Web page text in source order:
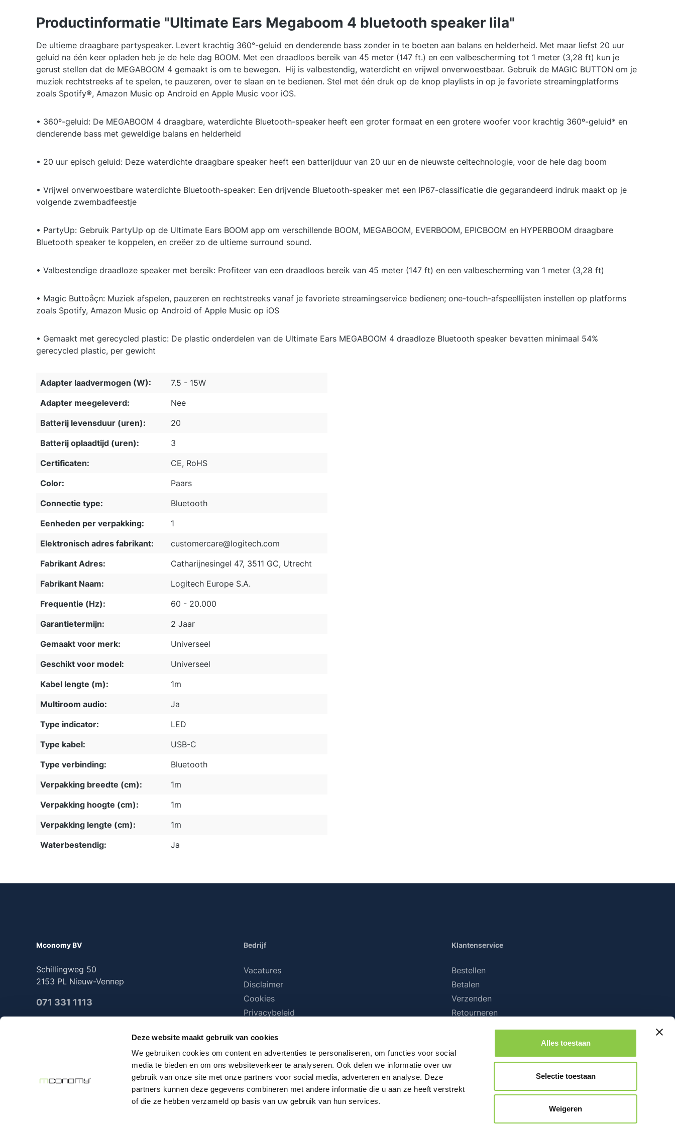
Deze website maakt gebruik van cookies
We gebruiken cookies om content en advertenties te personaliseren, om functies voor social
media te bieden en om ons websiteverkeer te analyseren. Ook delen we informatie over uw
gebruik van onze site met onze partners voor social media, adverteren en analyse. Deze
partners kunnen deze gegevens combineren met andere informatie die u aan ze heeft verstrekt
of die ze hebben verzameld op basis van uw gebruik van hun services.
Alles toestaan
Selectie toestaan
Weigeren
Productinformatie "Ultimate Ears Megaboom 4 bluetooth speaker lila"
De ultieme draagbare partyspeaker. Levert krachtig 360°-geluid en denderende bass zonder in te boeten aan balans en helderheid. Met maar liefst 20 uur
geluid na één keer opladen heb je de hele dag BOOM. Met een draadloos bereik van 45 meter (147 ft.) en een valbescherming tot 1 meter (3,28 ft) kun je
gerust stellen dat de MEGABOOM 4 gemaakt is om te bewegen. Hij is valbestendig, waterdicht en vrijwel onverwoestbaar. Gebruik de MAGIC BUTTON om je
muziek rechtstreeks af te spelen, te pauzeren, over te slaan en te bedienen. Stel met één druk op de knop playlists in op je favoriete streamingplatforms
zoals Spotify®, Amazon Music op Android en Apple Music voor iOS.
• 360º-geluid: De MEGABOOM 4 draagbare, waterdichte Bluetooth-speaker heeft een groter formaat en een grotere woofer voor krachtig 360º-geluid* en
denderende bass met geweldige balans en helderheid
• 20 uur episch geluid: Deze waterdichte draagbare speaker heeft een batterijduur van 20 uur en de nieuwste celtechnologie, voor de hele dag boom
• Vrijwel onverwoestbare waterdichte Bluetooth-speaker: Een drijvende Bluetooth-speaker met een IP67-classificatie die gegarandeerd indruk maakt op je
volgende zwembadfeestje
• PartyUp: Gebruik PartyUp op de Ultimate Ears BOOM app om verschillende BOOM, MEGABOOM, EVERBOOM, EPICBOOM en HYPERBOOM draagbare
Bluetooth speaker te koppelen, en creëer zo de ultieme surround sound.
• Valbestendige draadloze speaker met bereik: Profiteer van een draadloos bereik van 45 meter (147 ft) en een valbescherming van 1 meter (3,28 ft)
• Magic Buttoåçn: Muziek afspelen, pauzeren en rechtstreeks vanaf je favoriete streamingservice bedienen; one-touch-afspeellijsten instellen op platforms
zoals Spotify, Amazon Music op Android of Apple Music op iOS
• Gemaakt met gerecycled plastic: De plastic onderdelen van de Ultimate Ears MEGABOOM 4 draadloze Bluetooth speaker bevatten minimaal 54%
gerecycled plastic, per gewicht
Adapter laadvermogen (W):
7.5 - 15W
Adapter meegeleverd:
Nee
Batterij levensduur (uren):
20
Batterij oplaadtijd (uren):
3
Certificaten:
CE, RoHS
Color:
Paars
Connectie type:
Bluetooth
Eenheden per verpakking:
1
Elektronisch adres fabrikant:
customercare@logitech.com
Fabrikant Adres:
Catharijnesingel 47, 3511 GC, Utrecht
Fabrikant Naam:
Logitech Europe S.A.
Frequentie (Hz):
60 - 20.000
Garantietermijn:
2 Jaar
Gemaakt voor merk:
Universeel
Geschikt voor model:
Universeel
Kabel lengte (m):
1m
Multiroom audio:
Ja
Type indicator:
LED
Type kabel:
USB-C
Type verbinding:
Bluetooth
Verpakking breedte (cm):
1m
Verpakking hoogte (cm):
1m
Verpakking lengte (cm):
1m
Waterbestendig:
Ja
Mconomy BV
Schillingweg 50
2153 PL Nieuw-Vennep
071 331 1113
2025 Mconomy all rights reserved
Bedrijf
Vacatures
Disclaimer
Cookies
Privacybeleid
Klantenservice
Bestellen
Betalen
Verzenden
Retourneren